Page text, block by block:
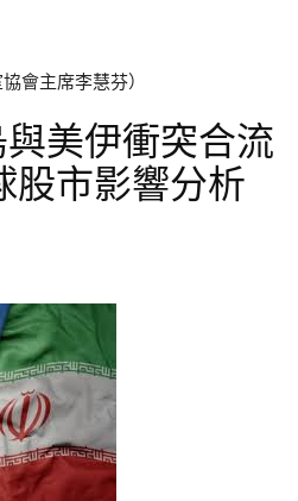
會主席李慧芬）
美伊衝突合流
股市影響分析